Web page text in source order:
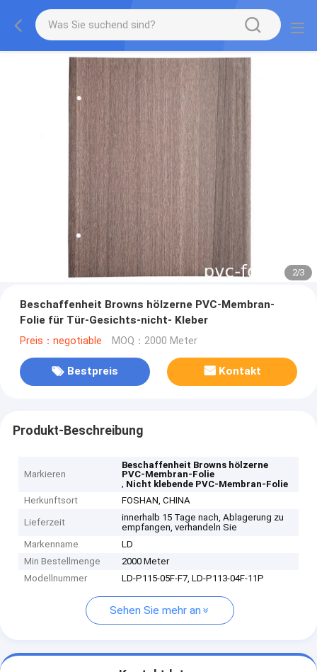
2/3
Beschaffenheit Browns hölzerne PVC-Membran-
Folie für Tür-Gesichts-nicht- Kleber
Preis：negotiable MOQ：2000 Meter
Bestpreis Kontakt
Produkt-Beschreibung
Markieren
Beschaffenheit Browns hölzerne
PVC-Membran-Folie
, Nicht klebende PVC-Membran-Folie
Herkunftsort
FOSHAN, CHINA
Lieferzeit
innerhalb 15 Tage nach, Ablagerung zu
empfangen, verhandeln Sie
Markenname
LD
Min Bestellmenge
2000 Meter
Modellnummer
LD-P115-05F-F7, LD-P113-04F-11P
Sehen Sie mehr an